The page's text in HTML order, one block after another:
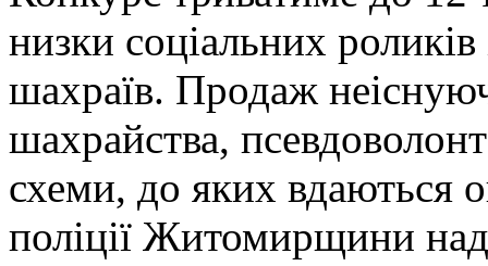
низки соціальних
шахраїв. Продаж
шахрайства,
схеми, до яких
поліції Житомирщини